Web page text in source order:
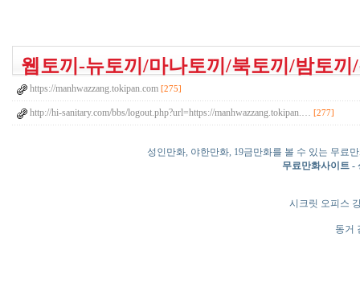
웹토끼-뉴토끼/마나토끼/북토끼/밤토
https://manhwazzang.tokipan.com [275]
http://hi-sanitary.com/bbs/logout.php?url=https://manhwazzang.tokipan.… [277]
성인만화, 야한만화, 19금만화를 볼 수 있는 무료
무료만화사이트 -
시크릿 오피스
동거